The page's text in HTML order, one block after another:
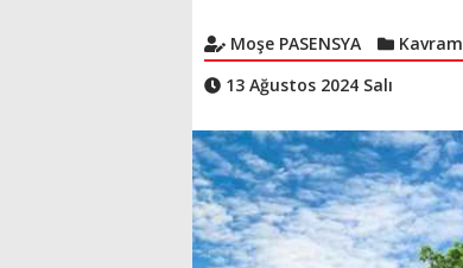
Moşe PASENSYA
Kavram
13 Ağustos 2024 Salı